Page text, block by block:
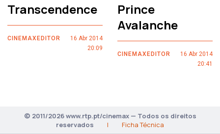
Transcendence
CINEMAXEDITOR
16 Abr 2014
20:09
Prince
Avalanche
CINEMAXEDITOR
16 Abr 2014
20:41
© 2011/2026 www.rtp.pt/cinemax — Todos os direitos
reservados
| Ficha Técnica